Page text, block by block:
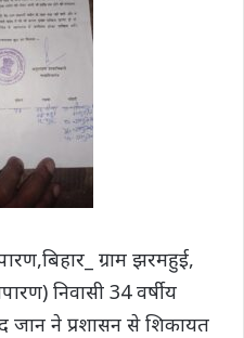
ग्राम झरमहुई,
निवासी 34 वर्षीय
जान ने प्रशासन से शिकायत